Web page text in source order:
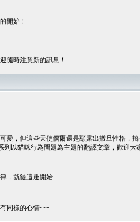
開始！
隨時注意新的訊息！
愛，但這些天使偶爾還是顯露出撒旦性格，
以貓咪行為問題為主題的翻譯文章，歡迎大
，就從這邊開始
同樣的心情~~~